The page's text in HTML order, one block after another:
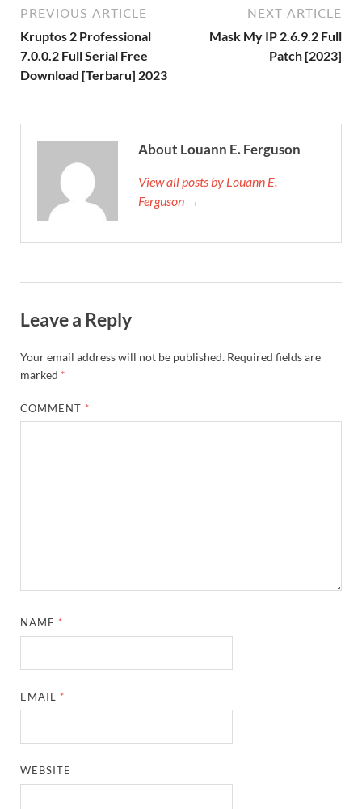
PREVIOUS ARTICLE
Kruptos 2 Professional
7.0.0.2 Full Serial Free
Download [Terbaru] 2023
NEXT ARTICLE
Mask My IP 2.6.9.2 Full
Patch [2023]
About Louann E. Ferguson
View all posts by Louann E.
Ferguson →
Leave a Reply
Your email address will not be published. Required fields are
marked *
COMMENT *
NAME *
EMAIL *
WEBSITE